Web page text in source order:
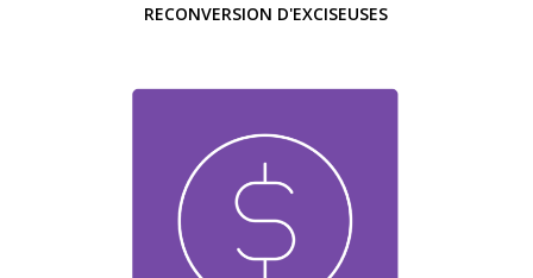
RECONVERSION D'EXCISEUSES